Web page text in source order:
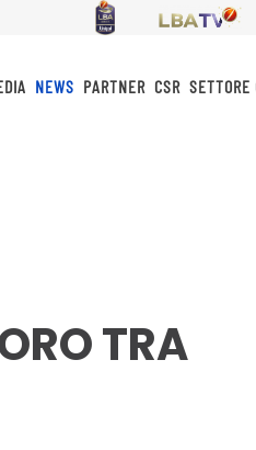
NEWS PARTNER CSR SETTORE
TRA